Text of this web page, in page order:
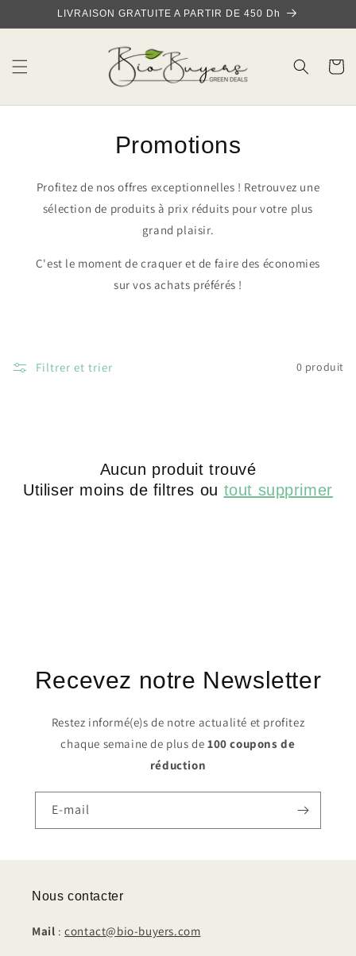
passer
au
LIVRAISON GRATUITE A PARTIR DE 450 Dh
Panier
Promotions
Profitez de nos offres exceptionnelles ! Retrouvez une
sélection de produits à prix réduits pour votre plus
grand plaisir.
C'est le moment de craquer et de faire des économies
sur vos achats préférés !
Filtrer et trier 0 produit
Aucun produit trouvé
Utiliser moins de filtres ou tout supprimer
Recevez notre Newsletter
Restez informé(e)s de notre actualité et profitez
chaque semaine de plus de100 coupons de
réduction
E-mail
Nous contacter
Mail :contact@bio-buyers.com